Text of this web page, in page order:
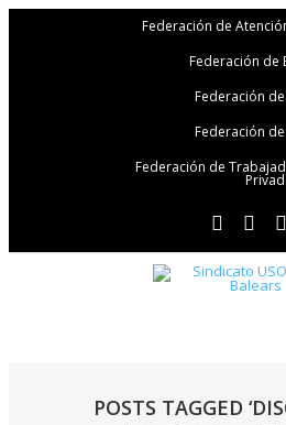
Federación de
Federación de
Federación
Federación
Federación de
POSTS TAGGED